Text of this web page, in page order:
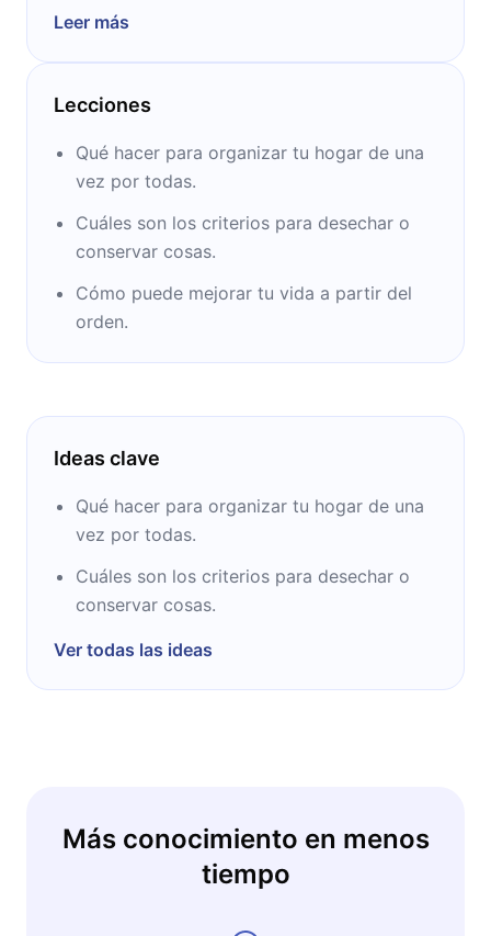
traducidos a varios idiomas. En 2015, la
revista Time la calificó como una de las 100
personas más influyentes del mundo.
Leer más
Lecciones
Qué hacer para organizar tu hogar de una
vez por todas.
Cuáles son los criterios para desechar o
conservar cosas.
Cómo puede mejorar tu vida a partir del
orden.
Ideas clave
Qué hacer para organizar tu hogar de una
vez por todas.
Cuáles son los criterios para desechar o
conservar cosas.
Ver todas las ideas
Más conocimiento en menos
tiempo